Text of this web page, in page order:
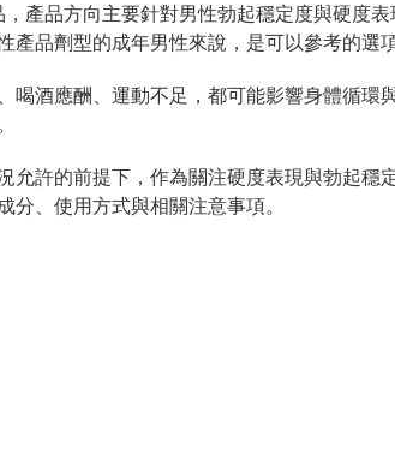
產品方向主要針對男性勃起穩定度與硬度表
品劑型的成年男性來說，是可以參考的選項
喝酒應酬、運動不足，都可能影響身體循環
允許的前提下，作為關注硬度表現與勃起穩
、使用方式與相關注意事項。